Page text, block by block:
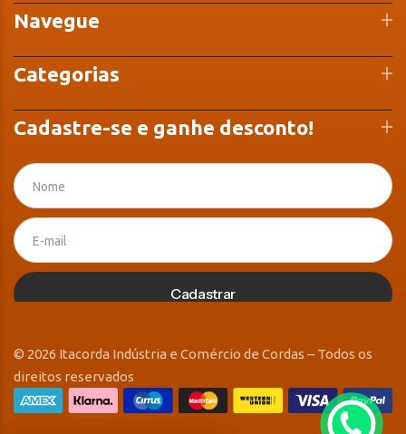
Navegue
Categorias
Cadastre-se e ganhe desconto!
Cadastrar
© 2026 Itacorda Indústria e Comércio de Cordas – Todos os
direitos reservados